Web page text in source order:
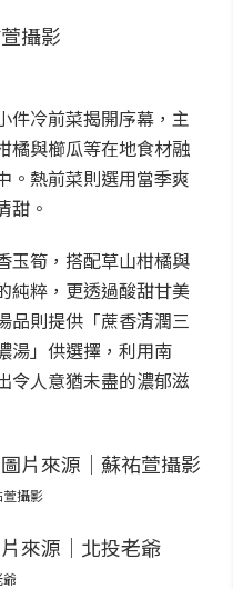
件冷前菜揭開序幕，主
橘與櫛瓜等在地食材融
。熱前菜則選用當季爽
甜。
玉筍，搭配草山柑橘與
純粹，更透過酸甜甘美
品則提供「蔗香清潤三
湯」供選擇，利用南
令人意猶未盡的濃郁滋
攝影
爺